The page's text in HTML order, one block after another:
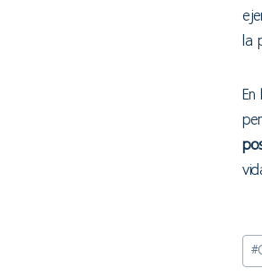
la
En
de
#